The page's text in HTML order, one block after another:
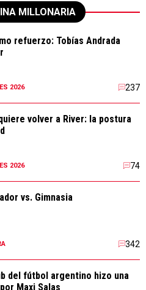
MILLONARIA
refuerzo: Tobías Andrada
2026 237
volver a River: la postura
2026 74
vs. Gimnasia
342
del fútbol argentino hizo una
Maxi Salas